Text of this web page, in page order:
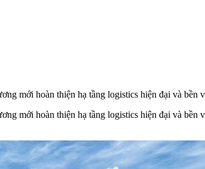
mới hoàn thiện hạ tầng logistics hiện đại và bền
mới hoàn thiện hạ tầng logistics hiện đại và bền